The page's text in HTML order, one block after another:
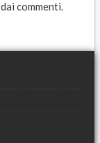
commenti.